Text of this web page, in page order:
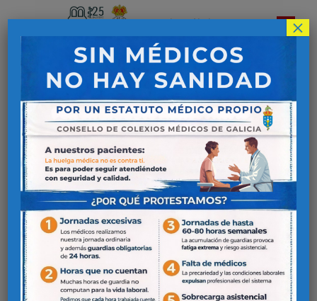
Colegio Oficial de
Curso Soporte
Vital Inmediato II
Los participantes deberán completar
el 100 % de las horas lectivas del
Curso, necesario para recibir el
diploma acreditativo de asistencia al
mismo y la devolución del importe
×